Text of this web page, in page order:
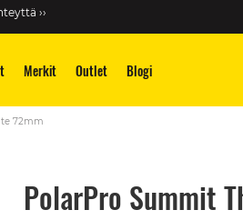
››
Merkit Outlet Blogi
72mm
PolarPro Summit